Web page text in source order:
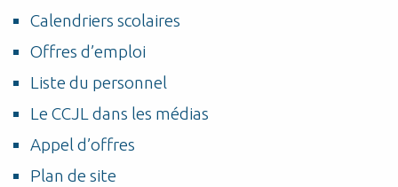
Calendriers scolaires
Offres d’emploi
Liste du personnel
Le CCJL dans les médias
Appel d’offres
Plan de site